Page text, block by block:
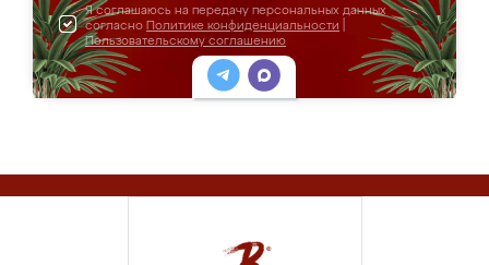
Я соглашаюсь на передачу персональных данных
согласно Политике конфиденциальности
Пользовательскому соглашению